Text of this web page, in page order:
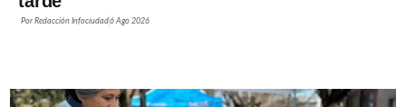
PorRedacción Infociudad6 Ago 2026